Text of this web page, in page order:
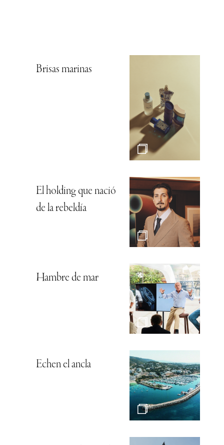
Brisas marinas
El holding que nació
de la rebeldía
Hambre de mar
Echen el ancla